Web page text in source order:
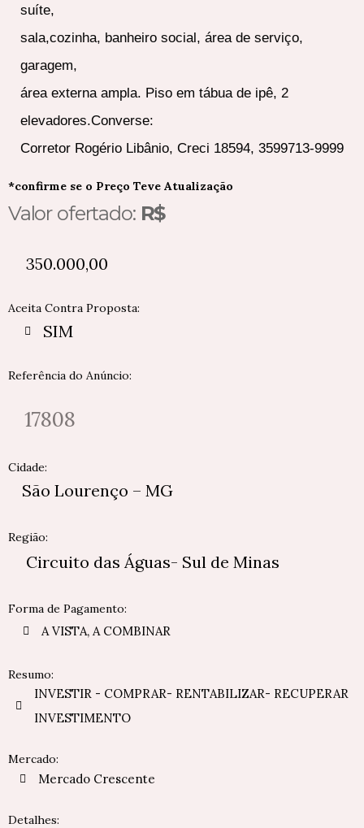
suíte,
sala,cozinha, banheiro social, área de serviço,
garagem,
área externa ampla. Piso em tábua de ipê, 2
elevadores.Converse:
Corretor Rogério Libânio, Creci 18594, 3599713-9999
*confirme se o Preço Teve Atualização
Valor ofertado: R$
350.000,00
Aceita Contra Proposta:
SIM
Referência do Anúncio:
17808
Cidade:
São Lourenço – MG
Região:
Circuito das Águas- Sul de Minas
Forma de Pagamento:
A VISTA, A COMBINAR
Resumo:
INVESTIR - COMPRAR- RENTABILIZAR- RECUPERAR
INVESTIMENTO
Mercado:
Mercado Crescente
Detalhes: